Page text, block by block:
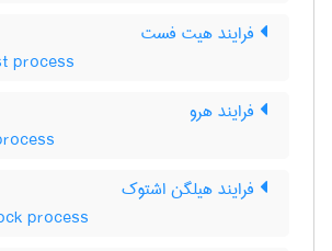
فرایند هیت فست
process
فرایند هرو
فرایند هیلگن اشتوک
process